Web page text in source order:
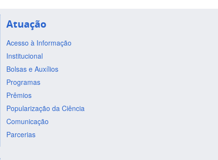
Atuação
Acesso à Informação
Institucional
Bolsas e Auxílios
Programas
Prêmios
Popularização da Ciência
Comunicação
Parcerias